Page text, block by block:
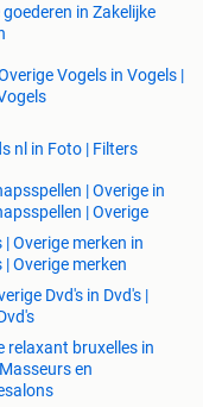
in Zakelijke
Vogels in Vogels |
nl in Foto | Filters
| Overige in
| Overige
Overige merken in
Overige merken
Dvd's in Dvd's |
relaxant bruxelles in
en